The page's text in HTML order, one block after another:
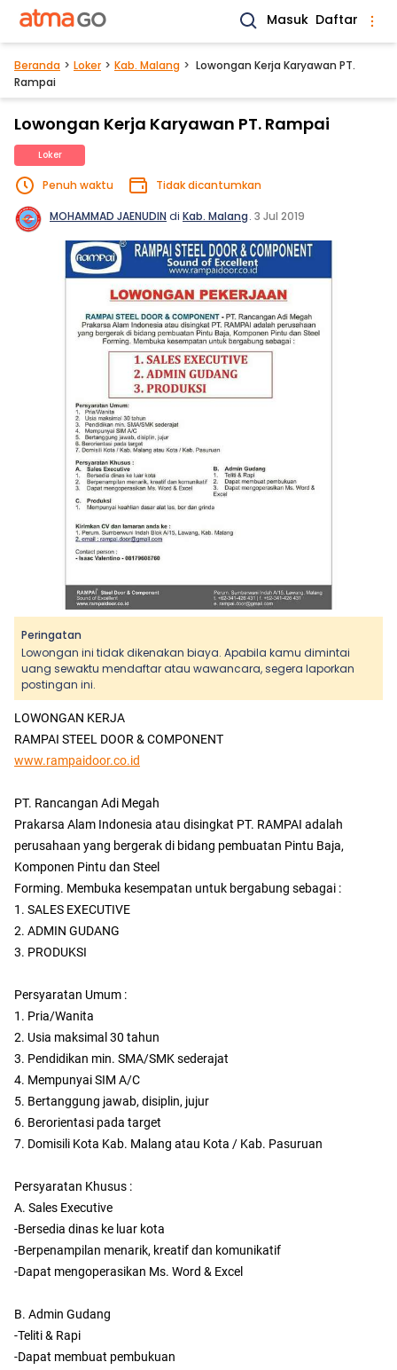
Masuk Daftar
Beranda Loker Kab. Malang
Lowongan Kerja Karyawan PT.
Rampai
Lowongan Kerja Karyawan PT. Rampai
Loker
Penuh waktu Tidak dicantumkan
MOHAMMAD JAENUDIN di Kab. Malang. 3 Jul 2019
Peringatan
Lowongan ini tidak dikenakan biaya. Apabila kamu dimintai
uang sewaktu mendaftar atau wawancara, segera laporkan
postingan ini.
LOWONGAN KERJA
RAMPAI STEEL DOOR & COMPONENT
www.rampaidoor.co.id
PT. Rancangan Adi Megah
Prakarsa Alam Indonesia atau disingkat PT. RAMPAI adalah
perusahaan yang bergerak di bidang pembuatan Pintu Baja,
Komponen Pintu dan Steel
Forming. Membuka kesempatan untuk bergabung sebagai :
1. SALES EXECUTIVE
2. ADMIN GUDANG
3. PRODUKSI
Persyaratan Umum :
1. Pria/Wanita
2. Usia maksimal 30 tahun
3. Pendidikan min. SMA/SMK sederajat
4. Mempunyai SIM A/C
5. Bertanggung jawab, disiplin, jujur
6. Berorientasi pada target
7. Domisili Kota Kab. Malang atau Kota / Kab. Pasuruan
Persyaratan Khusus :
A. Sales Executive
-Bersedia dinas ke luar kota
-Berpenampilan menarik, kreatif dan komunikatif
-Dapat mengoperasikan Ms. Word & Excel
B. Admin Gudang
-Teliti & Rapi
-Dapat membuat pembukuan